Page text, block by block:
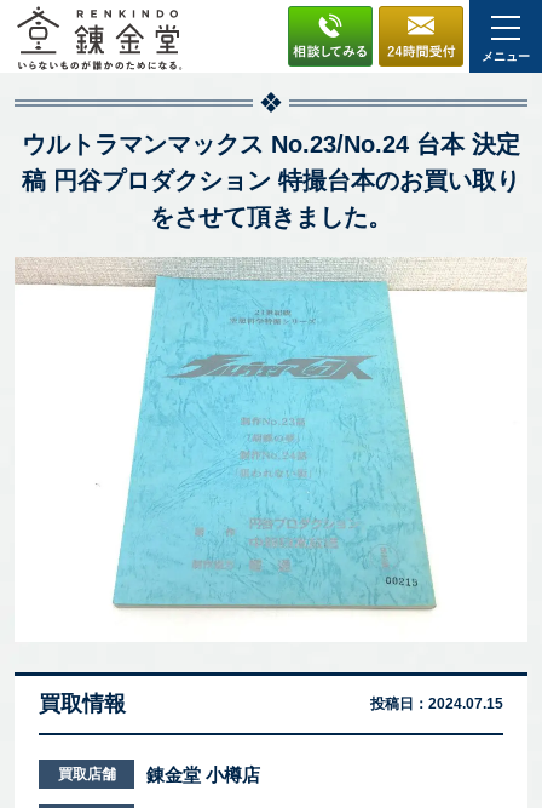
メニュー
ウルトラマンマックス No.23/No.24 台本 決定
稿 円谷プロダクション 特撮台本のお買い取り
をさせて頂きました。
買取情報 投稿日： 2024.07.15
買取店舗 錬金堂 小樽店